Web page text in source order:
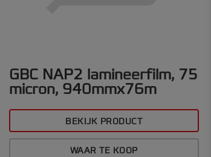
GBC NAP2 lamineerfilm, 75
micron, 940mmx76m
BEKIJK PRODUCT
WAAR TE KOOP